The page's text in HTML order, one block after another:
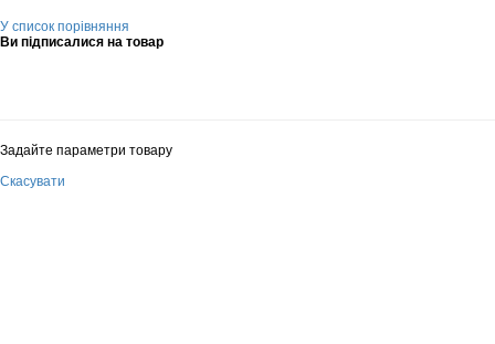
У список порівняння
Ви підписалися на товар
Задайте параметри товару
Скасувати